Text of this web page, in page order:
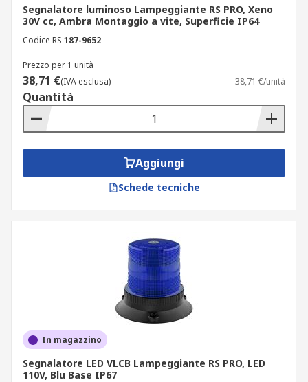
Segnalatore luminoso Lampeggiante RS PRO, Xeno
30V cc, Ambra Montaggio a vite, Superficie IP64
Codice RS 187-9652
Prezzo per 1 unità
38,71 €(IVA esclusa) 38,71 €/unità
Quantità
Aggiungi
Schede tecniche
In magazzino
Segnalatore LED VLCB Lampeggiante RS PRO, LED
110V, Blu Base IP67